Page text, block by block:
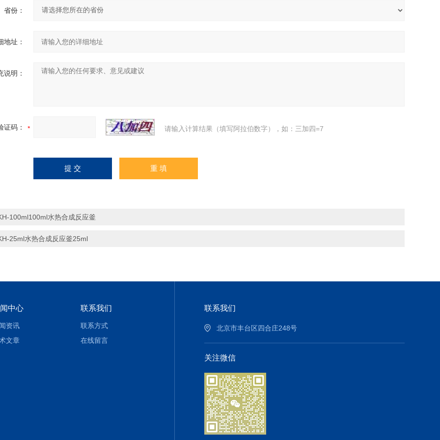
省份：
地址：
说明：
证码： 请输入计算结果（填写阿拉伯数字），如：三加四=7
100ml100ml水热合成反应釜
25ml水热合成反应釜25ml
中心
资讯
文章
联系我们
联系方式
在线留言
联系我们
北京市丰台区四合庄248号
关注微信